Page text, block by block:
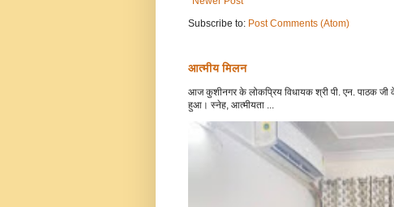
Subscribe to: Post Comments (Atom)
आत्मीय मिलन
आज कुशीनगर के लोकप्रिय विधायक श्री पी. एन. पाठक जी के
हुआ। स्नेह, आत्मीयता ...